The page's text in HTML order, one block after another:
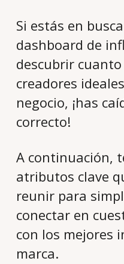
Si estás en busca
dashboard de
descubrir
creadores
negocio, ¡has
correcto!
A continuación,
atributos clave
reunir para
conectar en
con los mejores
marca.